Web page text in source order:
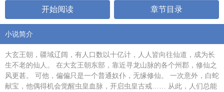
开始阅读 章节目录
小说简介
大玄王朝，疆域辽阔，有人口数以十亿计，人人皆向往仙道，成为长
生不老的仙人。 在大玄王朝东部，靠近寻龙山脉的各个州郡，修仙之
风更甚。 可他，偏偏只是一个普通奴仆，无缘修仙。 一次意外，白蛇
献宝，他偶得机会觉醒虫皇血脉，开启虫皇古戒…… 从此，人们总能